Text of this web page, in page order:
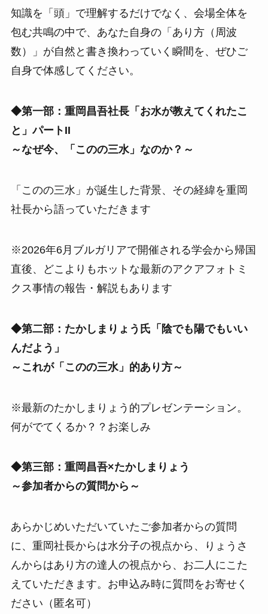
知識を「頭」で理解するだけでなく、会場全体を
包む共鳴の中で、あなた自身の「あり方（周波
数）」が自然と書き換わっていく瞬間を、ぜひご
自身で体感してください。
◆第一部：重岡昌吾社長「お水が教えてくれたこ
と」パートII
～なぜ今、「このの三水」なのか？～
「このの三水」が誕生した背景、その経緯を重岡
社長から語っていただきます
※2026年6月ブルガリアで開催される学会から帰国
直後、どこよりもホットな最新のアクアフォトミ
クス事情の報告・解説もあります
◆第二部：たかしまりょう氏「陰でも陽でもいい
んだよう」
～これが「このの三水」的あり方～
※最新のたかしまりょう的プレゼンテーション。
何がでてくるか？？お楽しみ
◆第三部：重岡昌吾×たかしまりょう
～参加者からの質問から～
あらかじめいただいていたご参加者からの質問
に、重岡社長からは水分子の視点から、りょうさ
んからはあり方の達人の視点から、お二人にこた
えていただきます。お申込み時に質問をお寄せく
ださい（匿名可）